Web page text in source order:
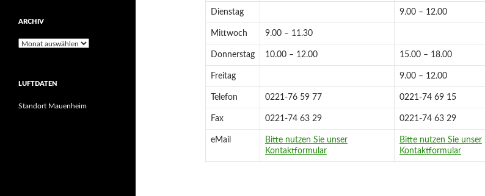
Dienstag 9.00 – 12.00
Mittwoch 9.00 – 11.30
Donnerstag 10.00 – 12.00 15.00 – 18.00
Freitag 9.00 – 12.00
Telefon 0221-76 59 77 0221-74 69 15
Fax 0221-74 63 29 0221-74 63 29
eMail
Bitte nutzen Sie unser
Kontaktformular
Bitte nutzen Sie unser
Kontaktformular
ARCHIV
Archiv
LUFTDATEN
Standort Mauenheim